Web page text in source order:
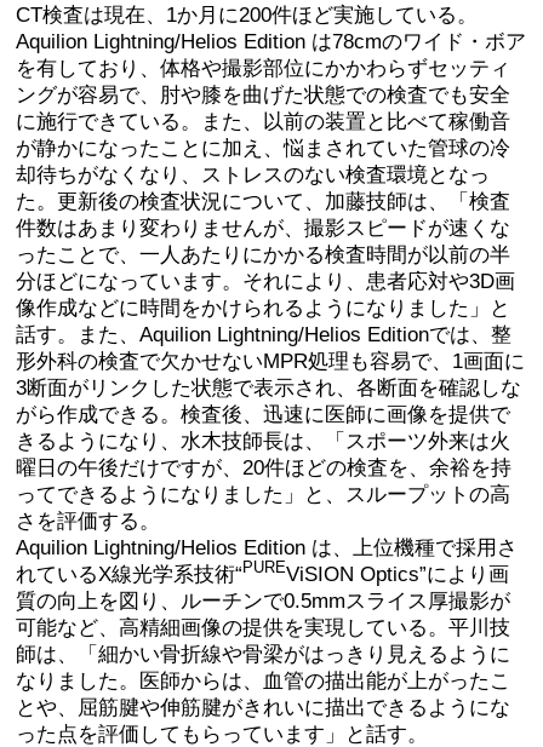
CT検査は現在、1か月に200件ほど実施している。
Aquilion Lightning/Helios Edition は78cmのワイド・ボア
を有しており、体格や撮影部位にかかわらずセッティ
ングが容易で、肘や膝を曲げた状態での検査でも安全
に施行できている。また、以前の装置と比べて稼働音
が静かになったことに加え、悩まされていた管球の冷
却待ちがなくなり、ストレスのない検査環境となっ
た。更新後の検査状況について、加藤技師は、「検査
件数はあまり変わりませんが、撮影スピードが速くな
ったことで、一人あたりにかかる検査時間が以前の半
分ほどになっています。それにより、患者応対や3D画
像作成などに時間をかけられるようになりました」と
話す。また、Aquilion Lightning/Helios Editionでは、整
形外科の検査で欠かせないMPR処理も容易で、1画面に
3断面がリンクした状態で表示され、各断面を確認しな
がら作成できる。検査後、迅速に医師に画像を提供で
きるようになり、水木技師長は、「スポーツ外来は火
曜日の午後だけですが、20件ほどの検査を、余裕を持
ってできるようになりました」と、スループットの高
さを評価する。
Aquilion Lightning/Helios Edition は、上位機種で採用さ
れているX線光学系技術“ PUREViSION Optics”により画
質の向上を図り、ルーチンで0.5mmスライス厚撮影が
可能など、高精細画像の提供を実現している。平川技
師は、「細かい骨折線や骨梁がはっきり見えるように
なりました。医師からは、血管の描出能が上がったこ
とや、屈筋腱や伸筋腱がきれいに描出できるようにな
った点を評価してもらっています」と話す。